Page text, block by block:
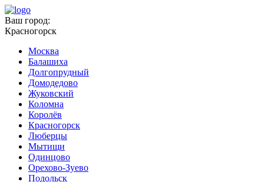
Ваш город:
Красногорск
Москва
Балашиха
Долгопрудный
Домодедово
Жуковский
Коломна
Королёв
Красногорск
Люберцы
Мытищи
Одинцово
Орехово-Зуево
Подольск